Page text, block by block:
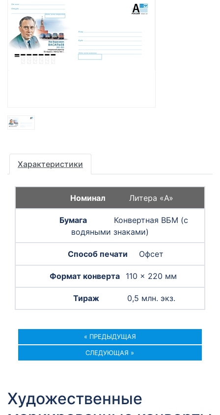
Характеристики
Литера «A»
Конвертная ВБМ (с
водяными знаками)
Офсет
110 × 220 мм
0,5 млн. экз.
« ПРЕДЫДУЩАЯ
СЛЕДУЮЩАЯ »
Художественные